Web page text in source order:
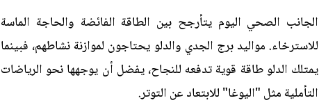
الجانب الصحي اليوم يتأرجح بين الطاقة الفائضة والحاجة الماسة
للاسترخاء. مواليد برج الجدي والدلو يحتاجون لموازنة نشاطهم، فبينما
يمتلك الدلو طاقة قوية تدفعه للنجاح، يفضل أن يوجهها نحو الرياضات
التأملية مثل "اليوغا" للابتعاد عن التوتر.